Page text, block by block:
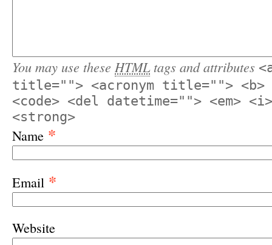
You may use these HTMLtags and attributes
title=""> <acronym title=""> <b>
<code> <del datetime=""> <em>
<strong>
Name *
Email *
Website